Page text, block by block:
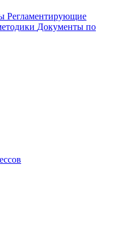
Регламентирующие
Документы по